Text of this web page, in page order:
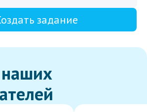
задание